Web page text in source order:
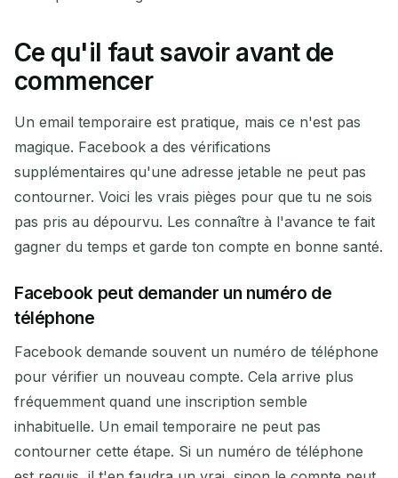
Ce qu'il faut savoir avant de
commencer
Un email temporaire est pratique, mais ce n'est pas
magique. Facebook a des vérifications
supplémentaires qu'une adresse jetable ne peut pas
contourner. Voici les vrais pièges pour que tu ne sois
pas pris au dépourvu. Les connaître à l'avance te fait
gagner du temps et garde ton compte en bonne santé.
Facebook peut demander un numéro de
téléphone
Facebook demande souvent un numéro de téléphone
pour vérifier un nouveau compte. Cela arrive plus
fréquemment quand une inscription semble
inhabituelle. Un email temporaire ne peut pas
contourner cette étape. Si un numéro de téléphone